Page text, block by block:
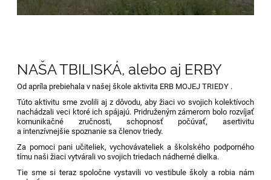
NAŠA TBILISKÁ, alebo aj ERBY
Od apríla prebiehala v našej škole aktivita ERB MOJEJ TRIEDY .
Túto aktivitu sme zvolili aj z dôvodu, aby žiaci vo svojich kolektívoch
nachádzali veci ktoré ich spájajú. Pridruženým zámerom bolo rozvíjať
komunikačné zručnosti, schopnosť počúvať, asertivitu
a intenzívnejšie spoznanie sa členov triedy.
Za pomoci pani učiteliek, vychovávateliek a školského podporného
tímu naši žiaci vytvárali vo svojich triedach nádherné dielka.
Tie sme si teraz spoločne vystavili vo vestibule školy a robia nám